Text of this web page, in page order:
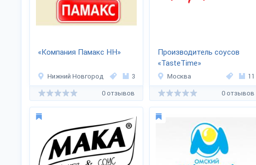
«Компания Памакс НН»
Нижний Новгород 3
0 отзывов
Производитель соусов
«TasteTime»
Москва 11
0 отзывов